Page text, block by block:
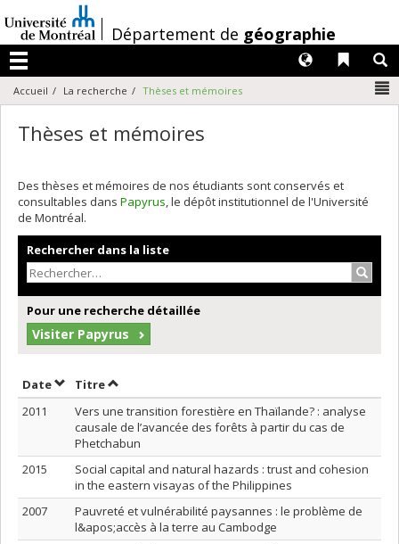
au
contenu
/Département de géographie
Menu
Liens
Langues
Accueil La recherche Thèses et mémoires
Thèses et mémoires
Des thèses et mémoires de nos étudiants sont conservés et
consultables dans Papyrus, le dépôt institutionnel de l'Université
de Montréal.
Rechercher dans la liste
Pour une recherche détaillée
Visiter Papyrus
DateTrier par date en ordre croissant
TitreTrier par titre en ordre croissant
2011
Vers une transition forestière en Thaïlande? : analyse
causale de l’avancée des forêts à partir du cas de
Phetchabun
2015
Social capital and natural hazards : trust and cohesion
in the eastern visayas of the Philippines
2007
Pauvreté et vulnérabilité paysannes : le problème de
l&apos;accès à la terre au Cambodge